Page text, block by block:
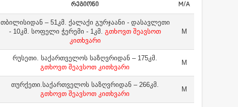
ᲠᲔᲒᲘᲝᲜᲘ M/A
თბილისიდან – 51კმ. ქალაქი გურჯაანი - დასავლეთი
- 10კმ. სოფელი ჭერემი - 1კმ. გთხოვთ შეავსოთ
კითხვარი
M
რუსეთი. საქართველოს საზღვრიდან – 175კმ.
გთხოვთ შეავსოთ კითხვარი
M
თურქეთი.საქართველოს საზღვრიდან – 266კმ.
გთხოვთ შეავსოთ კითხვარი
M